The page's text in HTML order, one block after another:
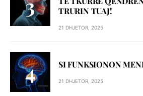
TRURIN TUAJ!
21 DHJETOR, 2025
SI FUNKSIONON
21 DHJETOR, 2025